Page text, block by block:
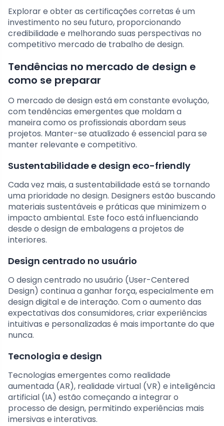
Explorar e obter as certificações corretas é um
investimento no seu futuro, proporcionando
credibilidade e melhorando suas perspectivas no
competitivo mercado de trabalho de design.
Tendências no mercado de design e
como se preparar
O mercado de design está em constante evolução,
com tendências emergentes que moldam a
maneira como os profissionais abordam seus
projetos. Manter-se atualizado é essencial para se
manter relevante e competitivo.
Sustentabilidade e design eco-friendly
Cada vez mais, a sustentabilidade está se tornando
uma prioridade no design. Designers estão buscando
materiais sustentáveis e práticas que minimizem o
impacto ambiental. Este foco está influenciando
desde o design de embalagens a projetos de
interiores.
Design centrado no usuário
O design centrado no usuário (User-Centered
Design) continua a ganhar força, especialmente em
design digital e de interação. Com o aumento das
expectativas dos consumidores, criar experiências
intuitivas e personalizadas é mais importante do que
nunca.
Tecnologia e design
Tecnologias emergentes como realidade
aumentada (AR), realidade virtual (VR) e inteligência
artificial (IA) estão começando a integrar o
processo de design, permitindo experiências mais
imersivas e interativas.